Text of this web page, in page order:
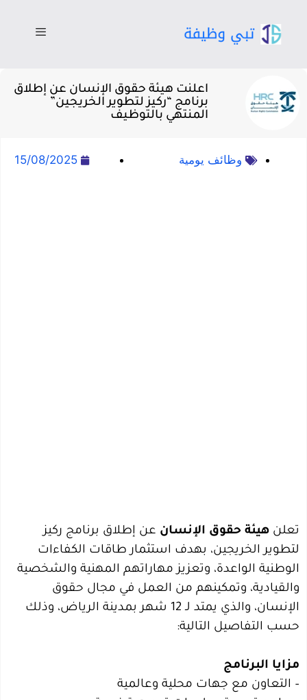
اعلنت هيئة حقوق الإنسان عن إطلاق
برنامج “ركيز لتطوير الخريجين”
المنتهي بالتوظيف
وظائف يومية 15/08/2025
تعلن هيئة حقوق الإنسان عن إطلاق برنامج ركيز
لتطوير الخريجين، بهدف استثمار طاقات الكفاءات
الوطنية الواعدة، وتعزيز مهاراتهم المهنية والشخصية
والقيادية، وتمكينهم من العمل في مجال حقوق
الإنسان، والذي يمتد لـ 12 شهر بمدينة الرياض، وذلك
حسب التفاصيل التالية:
مزايا البرنامج
– التعاون مع جهات محلية وعالمية